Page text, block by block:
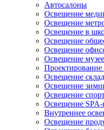
Автосалоны
Освещение
Освещение
Освещение в
Освещение
Освещение
Освещение
Проектирование
Освещение
Освещение
Освещение
Освещение SPA-
Внутреннее
Освещение